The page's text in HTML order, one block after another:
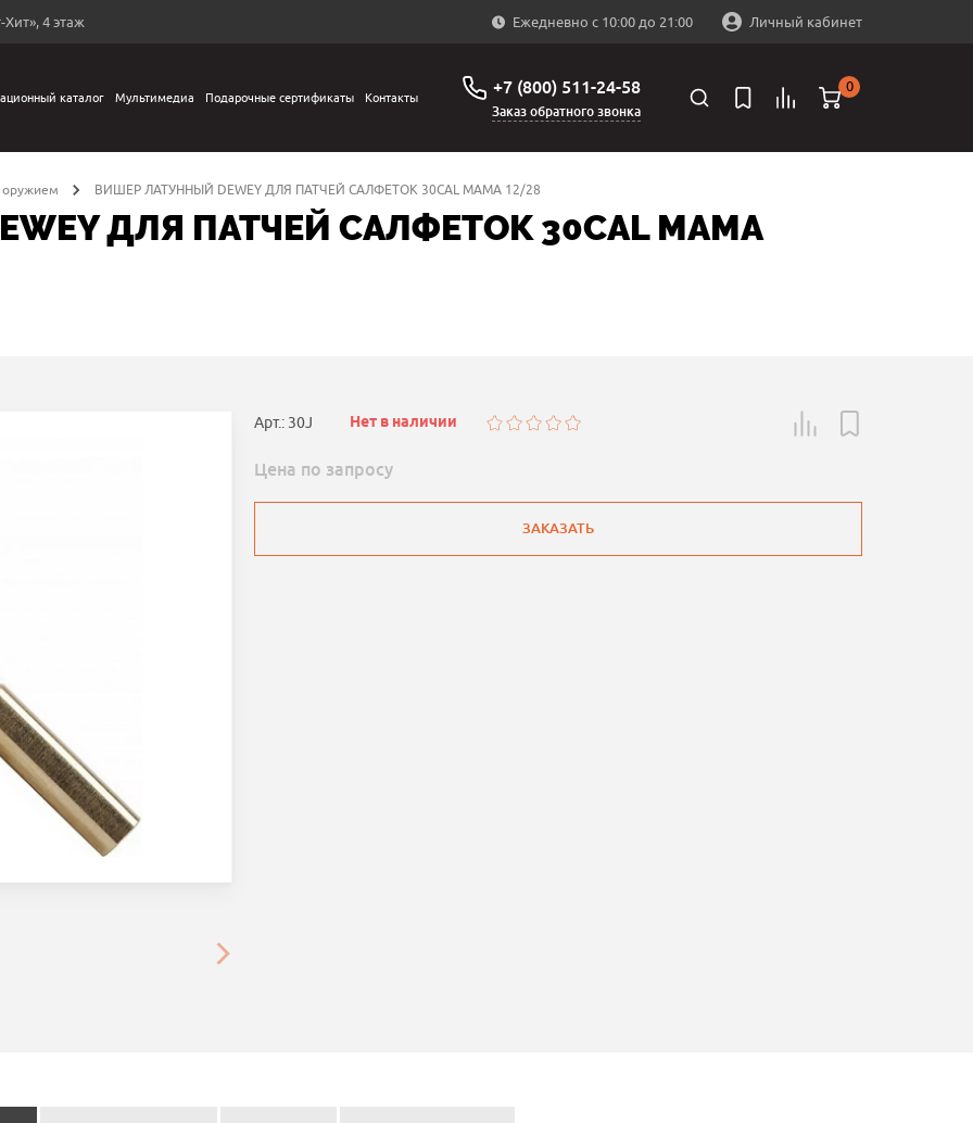
4 этаж Ежедневно с 10:00 до 21:00 Личный кабинет
каталог Мультимедиа Подарочные сертификаты Контакты +7 (800) 511-24-58
Заказ обратного звонка
0
оружием ВИШЕР ЛАТУННЫЙ DEWEY ДЛЯ ПАТЧЕЙ САЛФЕТОК 30CAL МАМА 12/28
ДЛЯ ПАТЧЕЙ САЛФЕТОК 30CAL МАМА
Арт.: 30J Нет в наличии
Цена по запросу
ЗАКАЗАТЬ